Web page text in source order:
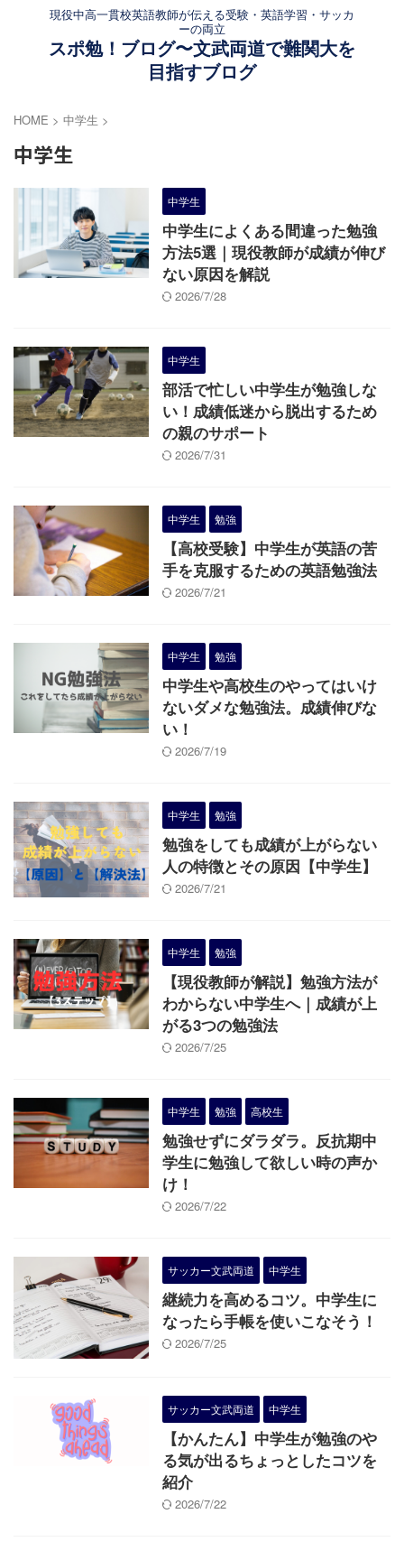
現役中高一貫校英語教師が伝える受験・英語学習・サッカ
ーの両立
スポ勉！ブログ〜文武両道で難関大を
目指すブログ
HOME > 中学生 >
中学生
中学生
中学生によくある間違った勉強
方法5選｜現役教師が成績が伸び
ない原因を解説
2026/7/28
中学生
部活で忙しい中学生が勉強しな
い！成績低迷から脱出するため
の親のサポート
2026/7/31
中学生 勉強
【高校受験】中学生が英語の苦
手を克服するための英語勉強法
2026/7/21
中学生 勉強
中学生や高校生のやってはいけ
ないダメな勉強法。成績伸びな
い！
2026/7/19
中学生 勉強
勉強をしても成績が上がらない
人の特徴とその原因【中学生】
2026/7/21
中学生 勉強
【現役教師が解説】勉強方法が
わからない中学生へ｜成績が上
がる3つの勉強法
2026/7/25
中学生 勉強 高校生
勉強せずにダラダラ。反抗期中
学生に勉強して欲しい時の声か
け！
2026/7/22
サッカー文武両道 中学生
継続力を高めるコツ。中学生に
なったら手帳を使いこなそう！
2026/7/25
サッカー文武両道 中学生
【かんたん】中学生が勉強のや
る気が出るちょっとしたコツを
紹介
2026/7/22